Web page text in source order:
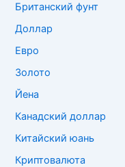
Британский фунт
Доллар
Евро
Золото
Йена
Канадский доллар
Китайский юань
Криптовалюта